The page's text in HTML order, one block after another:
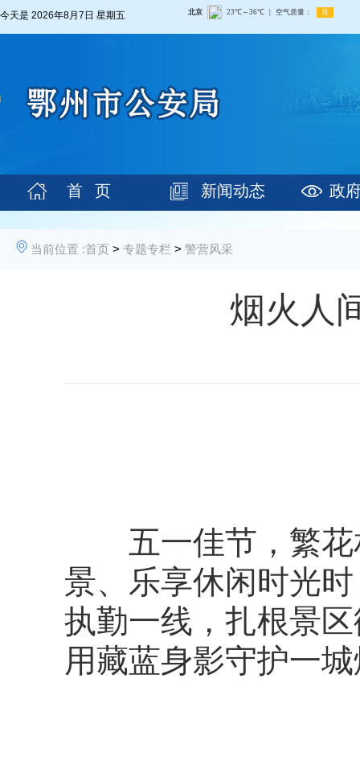
今天是 2026年8月7日 星期五
首 页 新闻动态 政
当前位置 :首页 > 专题专栏 > 警营风采
烟火人
五一佳节，繁花
景、乐享休闲时光
执勤一线，扎根景
用藏蓝身影守护一